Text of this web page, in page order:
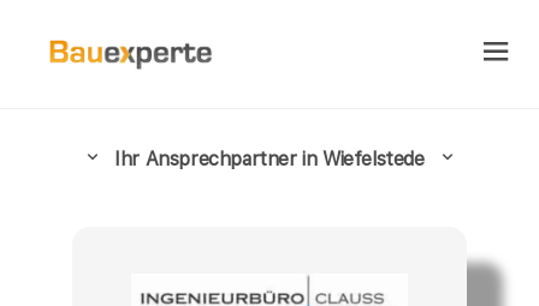
Ihr Ansprechpartner in Wiefelstede